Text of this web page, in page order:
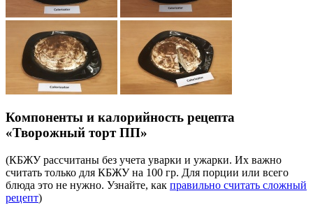
Компоненты и калорийность рецепта
«Творожный торт ПП»
(КБЖУ рассчитаны без учета уварки и ужарки. Их важно
считать только для КБЖУ на 100 гр. Для порции или всего
блюда это не нужно. Узнайте, как правильно считать сложный
рецепт)